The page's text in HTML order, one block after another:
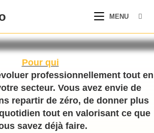
MENU
Pour qui
professionnellement tout en
secteur. Vous avez envie de
repartir de zéro, de donner plus
tout en valorisant ce que
savez déjà faire.